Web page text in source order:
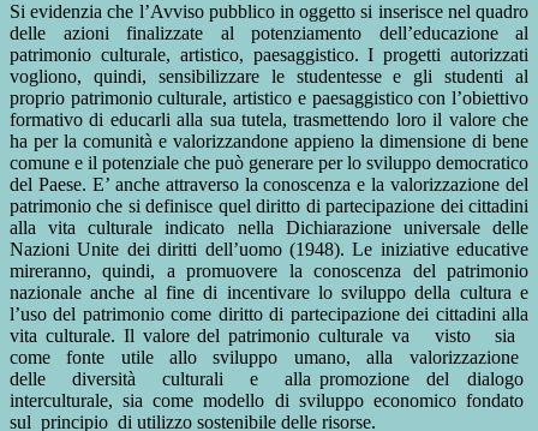
Si evidenzia che l’Avviso pubblico in oggetto si inserisce nel quadro
delle azioni finalizzate al potenziamento dell’educazione al
patrimonio culturale, artistico, paesaggistico. I progetti autorizzati
vogliono, quindi, sensibilizzare le studentesse e gli studenti al
proprio patrimonio culturale, artistico e paesaggistico con l’obiettivo
formativo di educarli alla sua tutela, trasmettendo loro il valore che
ha per la comunità e valorizzandone appieno la dimensione di bene
comune e il potenziale che può generare per lo sviluppo democratico
del Paese. E’ anche attraverso la conoscenza e la valorizzazione del
patrimonio che si definisce quel diritto di partecipazione dei cittadini
alla vita culturale indicato nella Dichiarazione universale delle
Nazioni Unite dei diritti dell’uomo (1948). Le iniziative educative
mireranno, quindi, a promuovere la conoscenza del patrimonio
nazionale anche al fine di incentivare lo sviluppo della cultura e
l’uso del patrimonio come diritto di partecipazione dei cittadini alla
vita culturale. Il valore del patrimonio culturale va visto sia
come fonte utile allo sviluppo umano, alla valorizzazione
delle diversità culturali e alla promozione del dialogo
interculturale, sia come modello di sviluppo economico fondato
sul principio di utilizzo sostenibile delle risorse.